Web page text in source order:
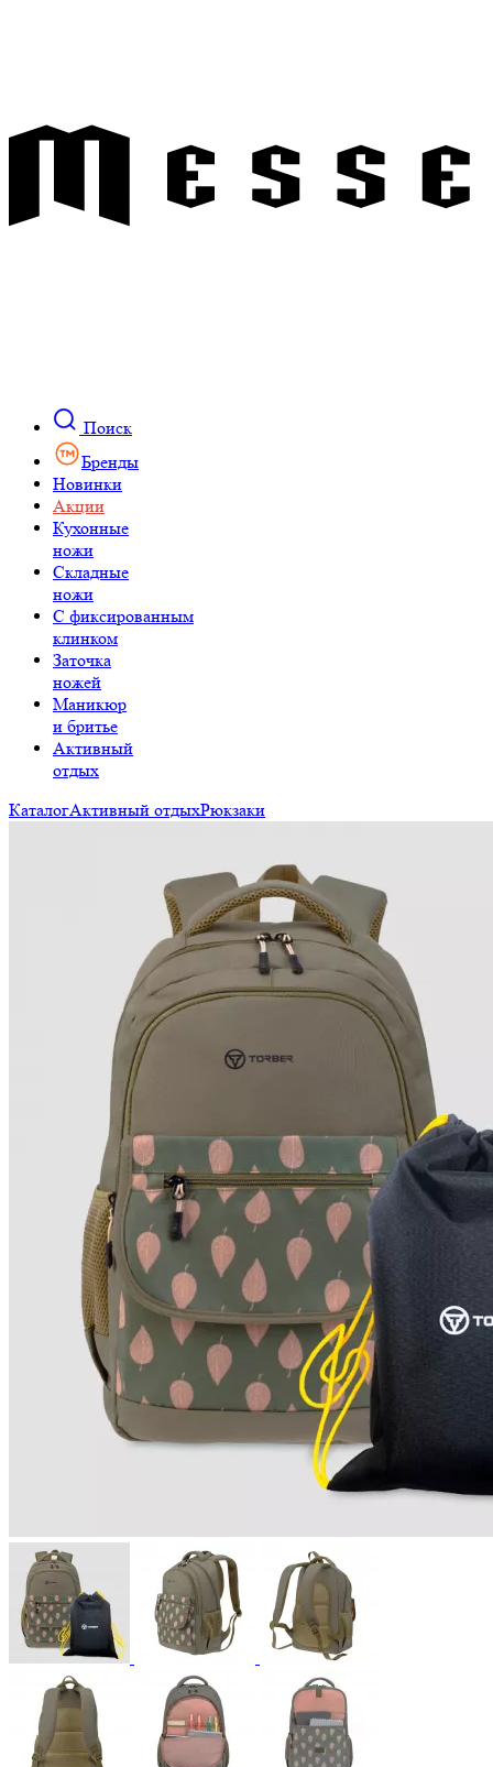
Поиск
Бренды
Новинки
Акции
Кухонные
ножи
Складные
ножи
C фиксированным
клинком
Заточка
ножей
Маникюр
и бритье
Активный
отдых
КаталогАктивный отдыхРюкзаки